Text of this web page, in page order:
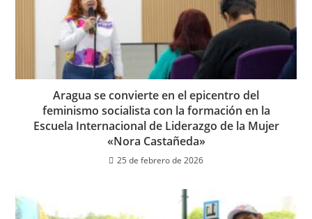
Aragua se convierte en el epicentro del
feminismo socialista con la formación en la
Escuela Internacional de Liderazgo de la Mujer
«Nora Castañeda»
25 de febrero de 2026